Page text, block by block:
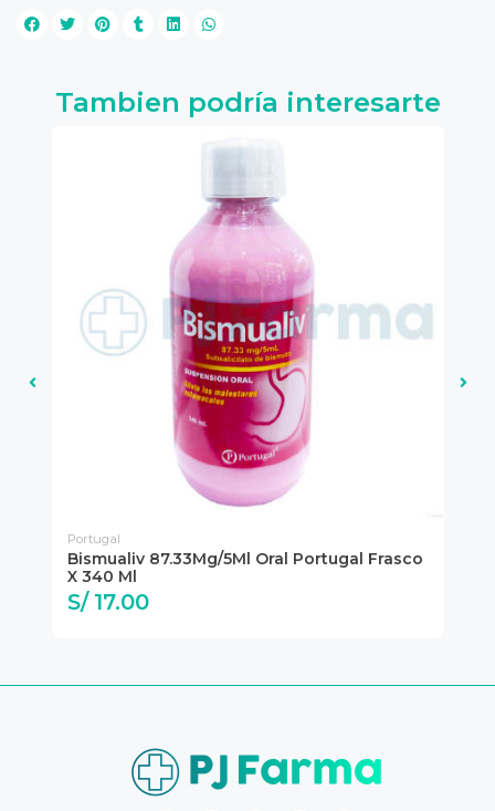
Tambien podría interesarte
Portugal
Bismualiv 87.33Mg/5Ml Oral Portugal Frasco
X 340 Ml
S/ 17.00